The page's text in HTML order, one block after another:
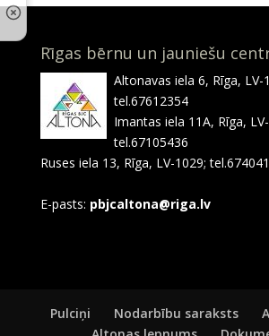
Rīgas bērnu un jauniešu
Altonavas iela 6, Rīga, LV-
tel.67612354
Imantas iela 11A, Rīga,
tel.67105436
Ruses iela 13, Rīga, LV-1029;
E-pasts: pbjcaltona@riga.lv
Pulciņi Nodarbību saraksts